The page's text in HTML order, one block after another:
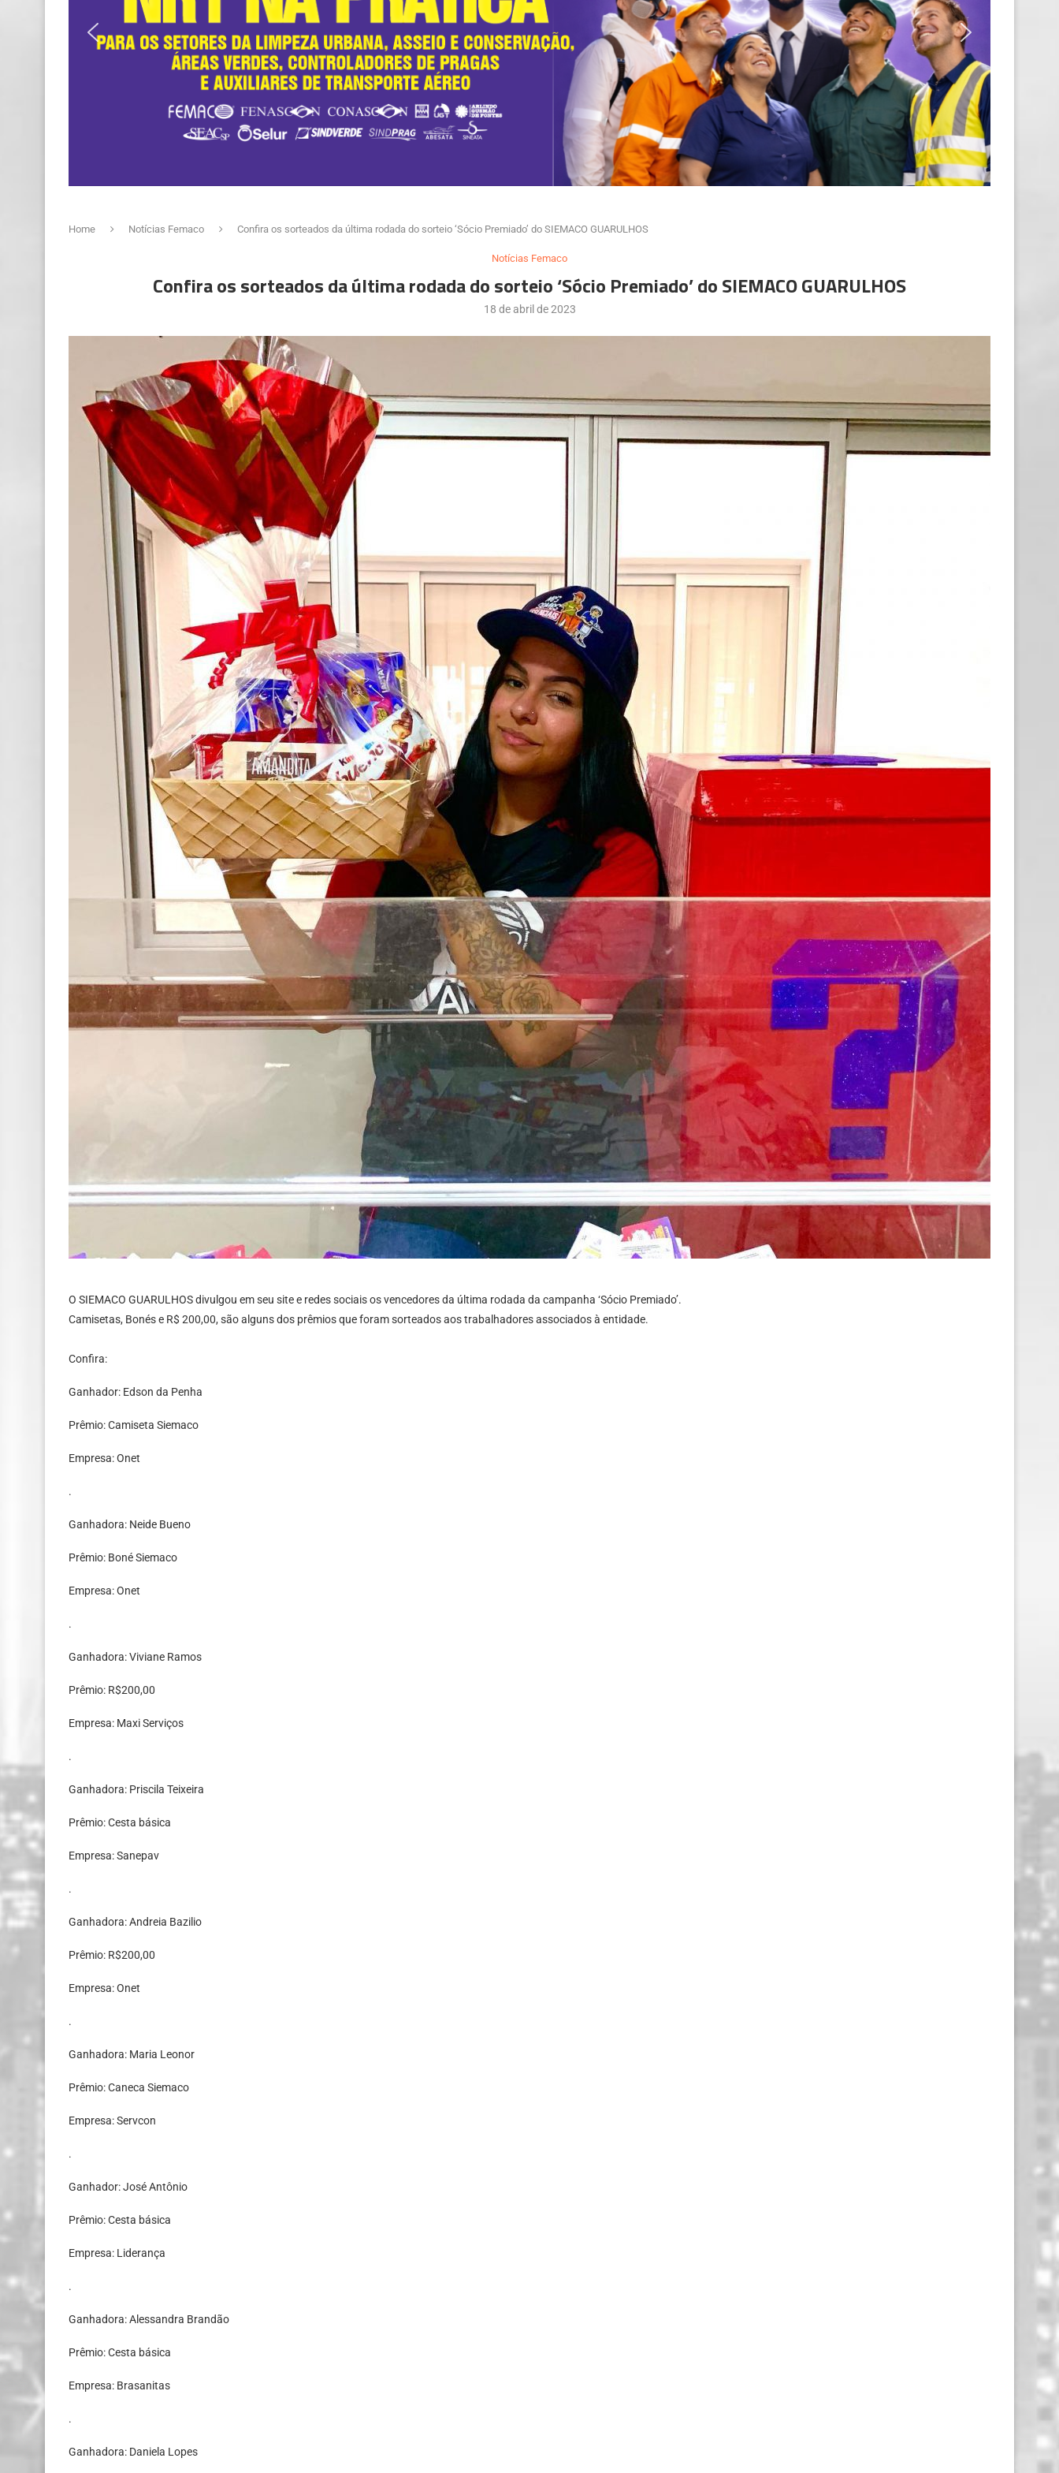
Home Notícias Femaco Confira os sorteados da última rodada do sorteio ‘Sócio Premiado’ do SIEMACO GUARULHOS
Notícias Femaco
Confira os sorteados da última rodada do sorteio ‘Sócio Premiado’ do SIEMACO GUARULHOS
18 de abril de 2023
O SIEMACO GUARULHOS divulgou em seu site e redes sociais os vencedores da última rodada da campanha ‘Sócio Premiado’.
Camisetas, Bonés e R$ 200,00, são alguns dos prêmios que foram sorteados aos trabalhadores associados à entidade.
Confira:
Ganhador: Edson da Penha
Prêmio: Camiseta Siemaco
Empresa: Onet
.
Ganhadora: Neide Bueno
Prêmio: Boné Siemaco
Empresa: Onet
.
Ganhadora: Viviane Ramos
Prêmio: R$200,00
Empresa: Maxi Serviços
.
Ganhadora: Priscila Teixeira
Prêmio: Cesta básica
Empresa: Sanepav
.
Ganhadora: Andreia Bazilio
Prêmio: R$200,00
Empresa: Onet
.
Ganhadora: Maria Leonor
Prêmio: Caneca Siemaco
Empresa: Servcon
.
Ganhador: José Antônio
Prêmio: Cesta básica
Empresa: Liderança
.
Ganhadora: Alessandra Brandão
Prêmio: Cesta básica
Empresa: Brasanitas
.
Ganhadora: Daniela Lopes